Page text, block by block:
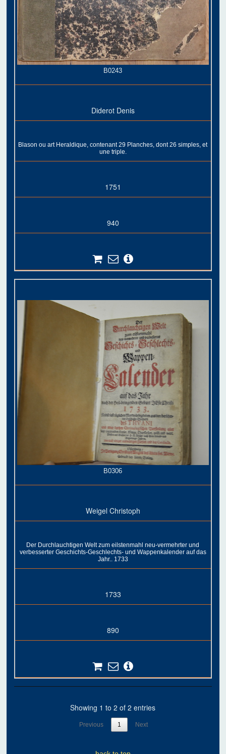
B0243
Diderot Denis
Blason ou art Heraldique, contenant 29 Planches, dont 26 simples, et
une triple.
1751
940
B0306
Weigel Christoph
Der Durchlauchtigen Welt zum eilstenmahl neu-vermehrter und
verbesserter Geschichts-Geschlechts- und Wappenkalender auf das
Jahr.. 1733
1733
890
Showing 1 to 2 of 2 entries
Previous 1 Next